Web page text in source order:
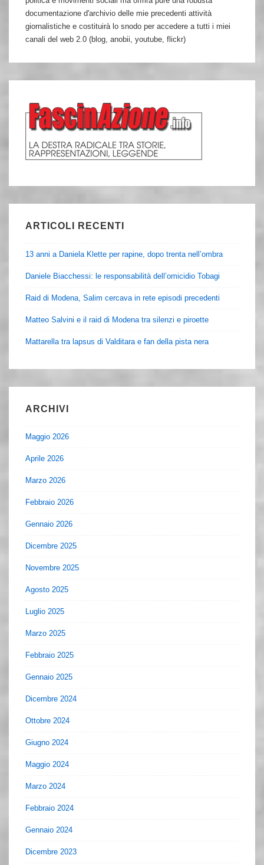
documentazione d'archivio delle mie precedenti attività
giornalistiche e costituirà lo snodo per accedere a tutti i miei
canali del web 2.0 (blog, anobii, youtube, flickr)
ARTICOLI RECENTI
13 anni a Daniela Klette per rapine, dopo trenta nell’ombra
Daniele Biacchessi: le responsabilità dell’omicidio Tobagi
Raid di Modena, Salim cercava in rete episodi precedenti
Matteo Salvini e il raid di Modena tra silenzi e piroette
Mattarella tra lapsus di Valditara e fan della pista nera
ARCHIVI
Maggio 2026
Aprile 2026
Marzo 2026
Febbraio 2026
Gennaio 2026
Dicembre 2025
Novembre 2025
Agosto 2025
Luglio 2025
Marzo 2025
Febbraio 2025
Gennaio 2025
Dicembre 2024
Ottobre 2024
Giugno 2024
Maggio 2024
Marzo 2024
Febbraio 2024
Gennaio 2024
Dicembre 2023